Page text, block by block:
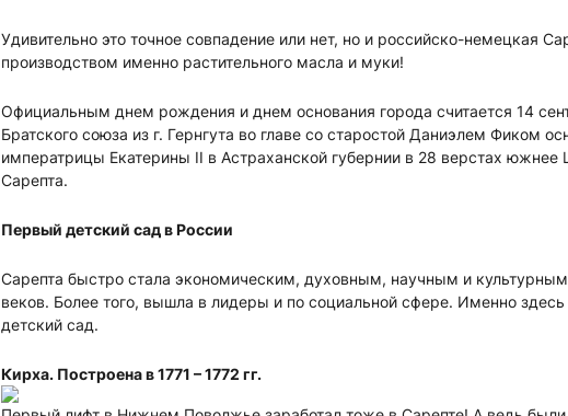
Удивительно это точное совпадение или нет, но и российско-немецкая
производством именно растительного масла и муки!
Официальным днем рождения и днем основания города считается 14
Братского союза из г. Гернгута во главе со старостой Даниэлем Фиком
императрицы Екатерины II в Астраханской губернии в 28 верстах
Сарепта.
Первый детский сад в России
Сарепта быстро стала экономическим, духовным, научным и
веков. Более того, вышла в лидеры и по социальной сфере. Именно
детский сад.
Кирха. Построена в 1771 – 1772 гг.